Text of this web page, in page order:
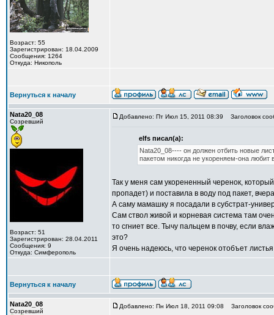
Возраст: 55
Зарегистрирован: 18.04.2009
Сообщения: 1264
Откуда: Никополь
Вернуться к началу
Nata20_08
Созревший
Возраст: 51
Зарегистрирован: 28.04.2011
Сообщения: 9
Откуда: Симферополь
Добавлено: Пт Июл 15, 2011 08:39 Заголовок
elfs писал(а):
Nata20_08---- он должен отбить новые
пакетом никогда не укореняем-она любит
Так у меня сам укорененный черенок,
пропадет) и поставила в воду под пакет,
А саму мамашку я посадали в субстрат-
Сам ствол живой и корневая система там
то сгниет все. Тычу пальцем в почву, если
это?
Я очень надеюсь, что черенок отобъет
Вернуться к началу
Nata20_08
Созревший
Добавлено: Пн Июл 18, 2011 09:08 Заголовок